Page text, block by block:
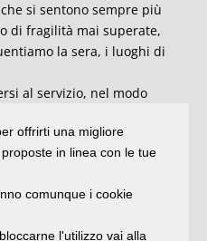
si sentono sempre più
di fragilità mai superate,
la sera, i luoghi di
al servizio, nel modo
giudizio innovativo sulla
di superare il cinismo
che il loro agire nasce da
l’uomo, e dunque
la gabbia in cui
offrirti una migliore
in linea con le tue
comunque i cookie
l'utilizzo vai alla